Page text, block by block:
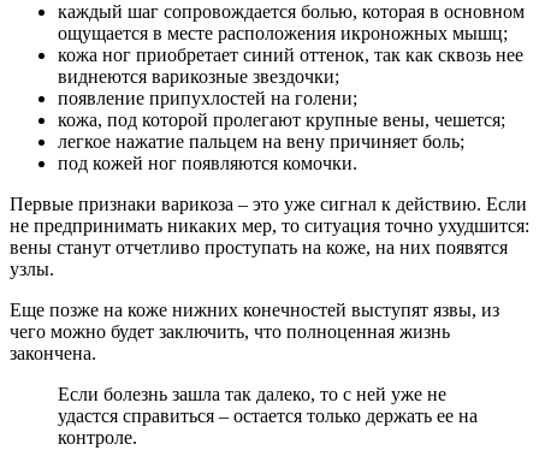
каждый шаг сопровождается болью, которая в основном
ощущается в месте расположения икроножных мышц;
кожа ног приобретает синий оттенок, так как сквозь нее
виднеются варикозные звездочки;
появление припухлостей на голени;
кожа, под которой пролегают крупные вены, чешется;
легкое нажатие пальцем на вену причиняет боль;
под кожей ног появляются комочки.
Первые признаки варикоза – это уже сигнал к действию. Если
не предпринимать никаких мер, то ситуация точно ухудшится:
вены станут отчетливо проступать на коже, на них появятся
узлы.
Еще позже на коже нижних конечностей выступят язвы, из
чего можно будет заключить, что полноценная жизнь
закончена.
Если болезнь зашла так далеко, то с ней уже не
удастся справиться – остается только держать ее на
контроле.